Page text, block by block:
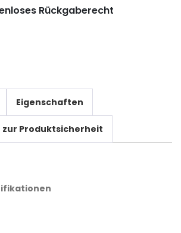
Rückgaberecht
Eigenschaften
Produktsicherheit